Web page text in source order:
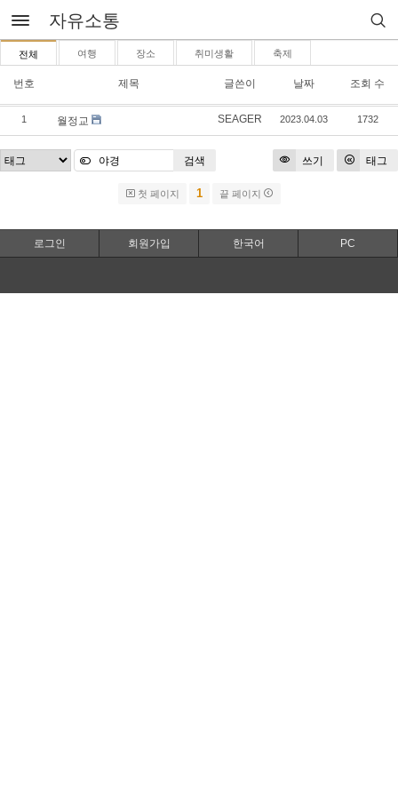
자유소통
전체 여행 장소 취미생활 축제
번호 제목 글쓴이 날짜 조회 수
1 월정교 SEAGER 2023.04.03 1732
쓰기 태그
검색
첫 페이지 1 끝 페이지
로그인 회원가입 한국어 PC